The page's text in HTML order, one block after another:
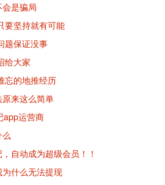
是骗局
要坚持就有可能
题保证没事
给大家
忘的地推经历
来这么简单
app运营商
自动成为超级会员！！
什么无法提现